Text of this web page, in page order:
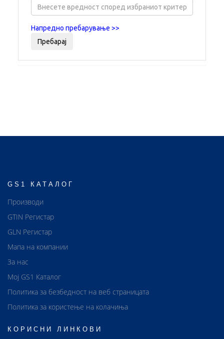
Напредно пребарување >>
GS1 КАТАЛОГ
Производи
GTIN Регистар
GLN Регистар
Мапа на компании
За нас
Мој GS1 Каталог
Политика за безбедност на веб страницата
Политика за користење на колачиња
КОРИСНИ ЛИНКОВИ